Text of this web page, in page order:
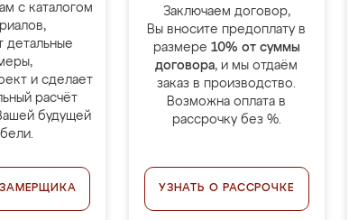
с каталогом
детальные
и сделает
расчёт
будущей
ЗАМЕРЩИКА
Заключаем договор,
Вы вносите предоплату в
размере 10% от суммы
договора, и мы отдаём
заказ в производство.
Возможна оплата в
рассрочку без %.
УЗНАТЬ О РАССРОЧКЕ